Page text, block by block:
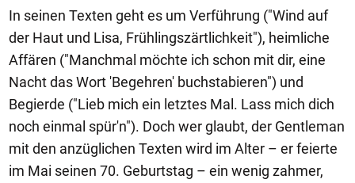
In seinen Texten geht es um Verführung ("Wind auf
der Haut und Lisa, Frühlingszärtlichkeit"), heimliche
Affären ("Manchmal möchte ich schon mit dir, eine
Nacht das Wort 'Begehren' buchstabieren") und
Begierde ("Lieb mich ein letztes Mal. Lass mich dich
noch einmal spür'n"). Doch wer glaubt, der Gentleman
mit den anzüglichen Texten wird im Alter – er feierte
im Mai seinen 70. Geburtstag – ein wenig zahmer,